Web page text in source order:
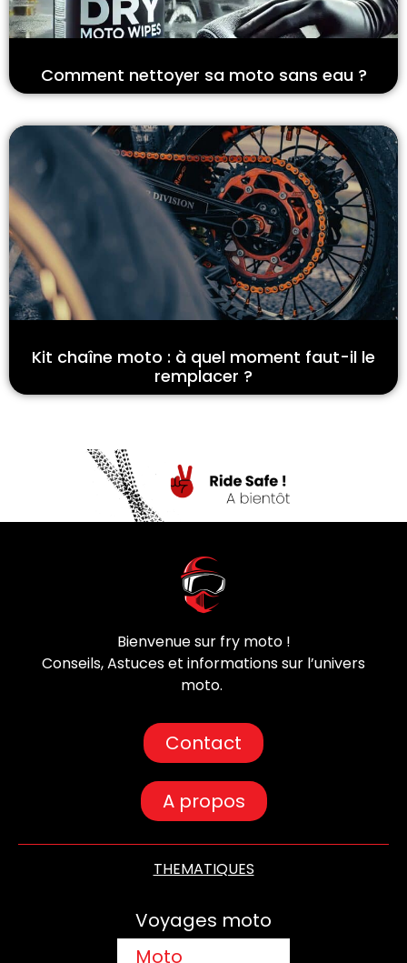
Comment nettoyer sa moto sans eau ?
Kit chaîne moto : à quel moment faut-il le
remplacer ?
Bienvenue sur fry moto !
Conseils, Astuces et informations sur l’univers
moto.
Contact
A propos
THEMATIQUES
Voyages moto
Moto